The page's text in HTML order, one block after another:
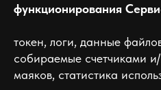
функционирования
токен, логи, данные
собираемые счетчиками
маяков, статистика